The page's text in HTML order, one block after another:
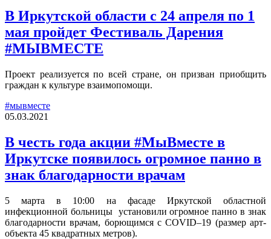
В Иркутской области с 24 апреля по 1
мая пройдет Фестиваль Дарения
#МЫВМЕСТЕ
Проект реализуется по всей стране, он призван приобщить
граждан к культуре взаимопомощи.
#мывместе
05.03.2021
В честь года акции #МыВместе в
Иркутске появилось огромное панно в
знак благодарности врачам
5 марта в 10:00 на фасаде Иркутской областной
инфекционной больницы установили огромное панно в знак
благодарности врачам, борющимся с COVID–19 (размер арт-
объекта 45 квадратных метров).